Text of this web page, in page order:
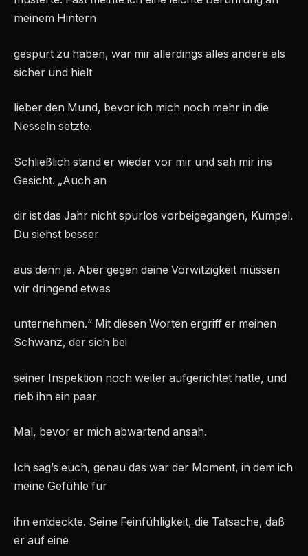
meinem Hintern
gespürt zu haben, war mir allerdings alles andere als
sicher und hielt
lieber den Mund, bevor ich mich noch mehr in die
Nesseln setzte.
Schließlich stand er wieder vor mir und sah mir ins
Gesicht. „Auch an
dir ist das Jahr nicht spurlos vorbeigegangen, Kumpel.
Du siehst besser
aus denn je. Aber gegen deine Vorwitzigkeit müssen
wir dringend etwas
unternehmen.“ Mit diesen Worten ergriff er meinen
Schwanz, der sich bei
seiner Inspektion noch weiter aufgerichtet hatte, und
rieb ihn ein paar
Mal, bevor er mich abwartend ansah.
Ich sag’s euch, genau das war der Moment, in dem ich
meine Gefühle für
ihn entdeckte. Seine Feinfühligkeit, die Tatsache, daß
er auf eine